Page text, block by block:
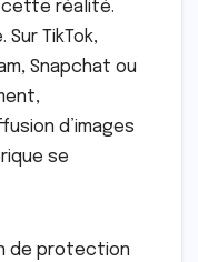
cette réalité.
Sur TikTok,
Snapchat ou
d’images
se
de protection